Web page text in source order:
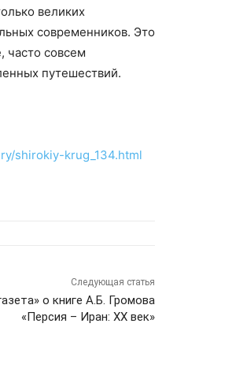
великих
современников. Это
часто совсем
путешествий.
shirokiy-krug_134.html
Следующая статья
о книге А.Б. Громова
«Персия – Иран: ХХ век»